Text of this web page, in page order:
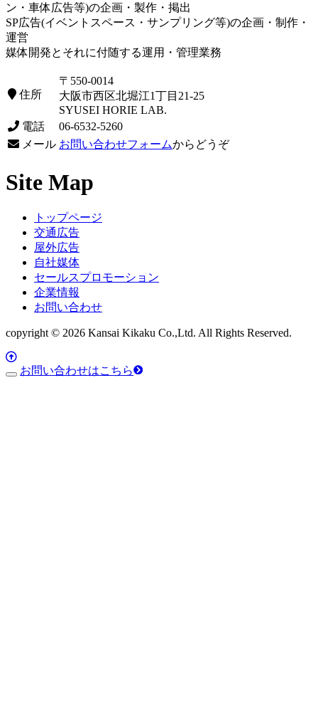
ン・車体広告等)の企画・製作・掲出
SP広告(イベントスペース・サンプリング等)の企画・制作・
運営
媒体開発とそれに付随する運用・管理業務
住所
〒550-0014
大阪市西区北堀江1丁目21-25
SYUSEI HORIE LAB.
電話
06-6532-5260
メール お問い合わせフォームからどうぞ
Site Map
トップページ
交通広告
屋外広告
自社媒体
セールスプロモーション
企業情報
お問い合わせ
copyright © 2026 Kansai Kikaku Co.,Ltd. All Rights Reserved.
お問い合わせはこちら